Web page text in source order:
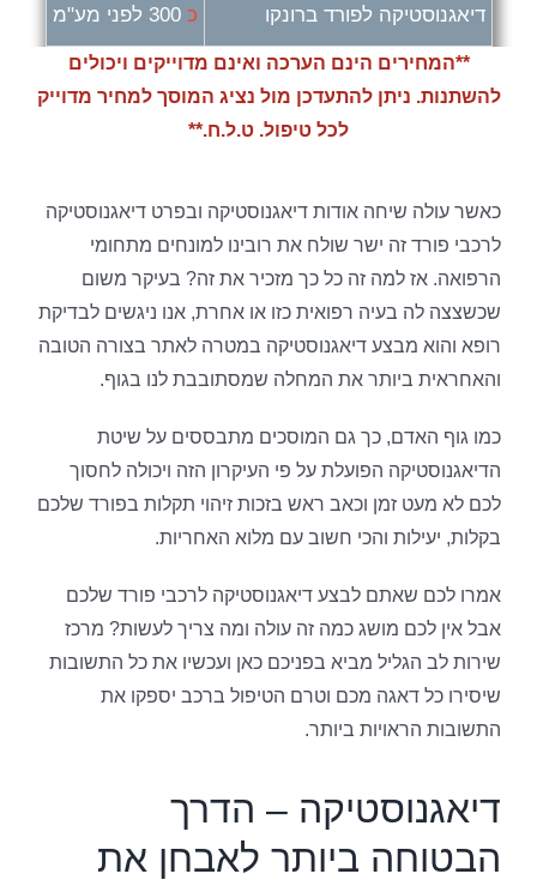
דיאגנוסטיקה לפורד ברונקו כ 300 לפני מע"מ
**המחירים הינם הערכה ואינם מדוייקים ויכולים
להשתנות. ניתן להתעדכן מול נציג המוסך למחיר מדוייק
לכל טיפול. ט.ל.ח.**
כאשר עולה שיחה אודות דיאגנוסטיקה ובפרט דיאגנוסטיקה
לרכבי פורד זה ישר שולח את רובינו למונחים מתחומי
הרפואה. אז למה זה כל כך מזכיר את זה? בעיקר משום
שכשצצה לה בעיה רפואית כזו או אחרת, אנו ניגשים לבדיקת
רופא והוא מבצע דיאגנוסטיקה במטרה לאתר בצורה הטובה
והאחראית ביותר את המחלה שמסתובבת לנו בגוף.
כמו גוף האדם, כך גם המוסכים מתבססים על שיטת
הדיאגנוסטיקה הפועלת על פי העיקרון הזה ויכולה לחסוך
לכם לא מעט זמן וכאב ראש בזכות זיהוי תקלות בפורד שלכם
בקלות, יעילות והכי חשוב עם מלוא האחריות.
אמרו לכם שאתם לבצע דיאגנוסטיקה לרכבי פורד שלכם
אבל אין לכם מושג כמה זה עולה ומה צריך לעשות? מרכז
שירות לב הגליל מביא בפניכם כאן ועכשיו את כל התשובות
שיסירו כל דאגה מכם וטרם הטיפול ברכב יספקו את
התשובות הראויות ביותר.
דיאגנוסטיקה – הדרך
הבטוחה ביותר לאבחן את